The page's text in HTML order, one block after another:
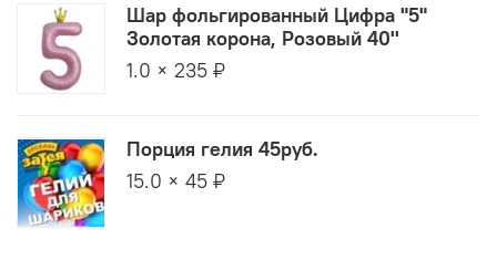
Шар фольгированный Цифра "5"
Золотая корона, Розовый 40''
1.0 × 235 ₽
Порция гелия 45руб.
15.0 × 45 ₽